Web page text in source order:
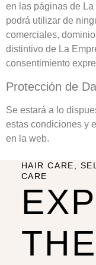
en las páginas de
podrá utilizar de
comerciales,
distintivo de La
consentimiento
Protección de
Se estará a lo
estas condiciones y
en la web.
HAIR CARE,
CARE
THE